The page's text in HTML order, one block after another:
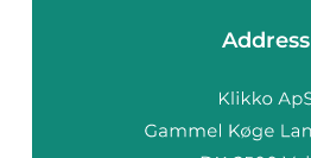
Address